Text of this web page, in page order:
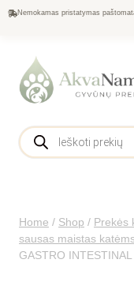
Nemokamas pristatymas
Home / Shop / Prekės
sausas maistas
GASTRO INTESTINAL